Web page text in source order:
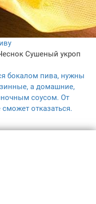
Сушеный укроп
бокалом пива, нужны
а домашние,
соусом. От
сможет отказаться.